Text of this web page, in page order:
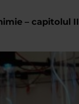
– capitolul II